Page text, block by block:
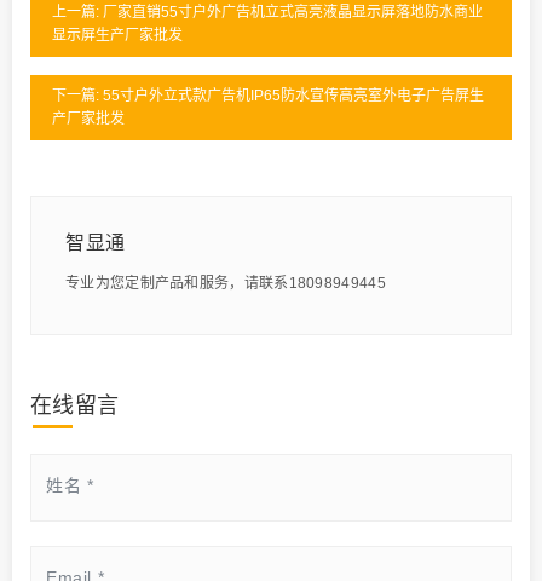
上一篇: 厂家直销55寸户外广告机立式高亮液晶显示屏落地防水商业
显示屏生产厂家批发
下一篇: 55寸户外立式款广告机IP65防水宣传高亮室外电子广告屏生
产厂家批发
智显通
专业为您定制产品和服务，请联系18098949445
在线留言